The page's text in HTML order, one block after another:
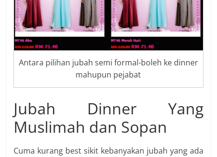
Antara pilihan jubah semi formal-boleh ke dinner
mahupun pejabat
Jubah Dinner Yang
Muslimah dan Sopan
Cuma kurang best sikit kebanyakan jubah yang ada